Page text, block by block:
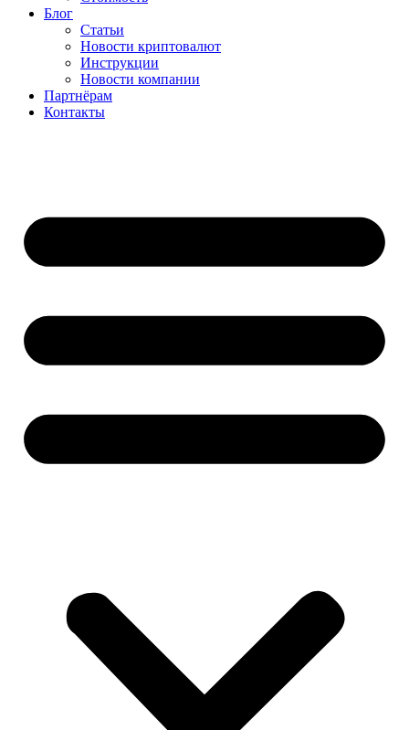
Блог
Статьи
Новости криптовалют
Инструкции
Новости компании
Партнёрам
Контакты